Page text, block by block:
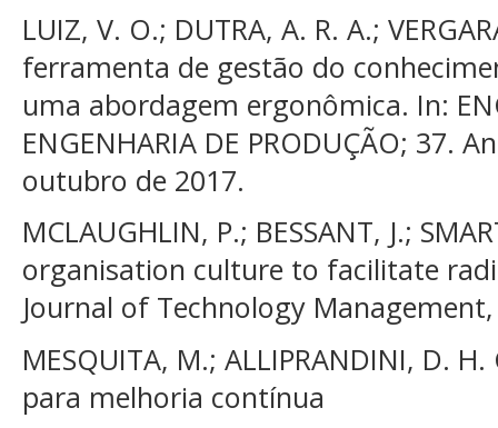
LUIZ, V. O.; DUTRA, A. R. A.;
ferramenta de gestão do
uma abordagem ergonômica. In:
ENGENHARIA DE PRODUÇÃO; 37.
outubro de 2017.
MCLAUGHLIN, P.; BESSANT, J.;
organisation culture to facilitate
Journal of Technology
MESQUITA, M.; ALLIPRANDINI, D.
para melhoria contínua